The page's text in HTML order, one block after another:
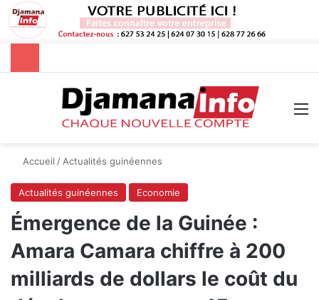
Rechercher
Accueil / Actualités guinéennes
Actualités guinéennes Economie
Émergence de la Guinée :
Amara Camara chiffre à 200
milliards de dollars le coût du